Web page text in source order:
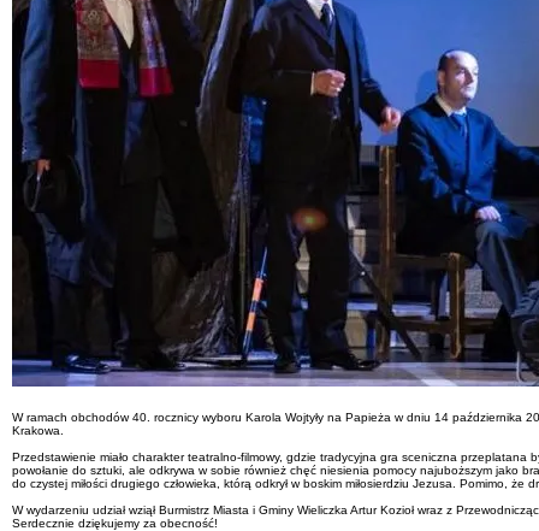
W ramach obchodów 40. rocznicy wyboru Karola Wojtyły na Papieża w dniu 14 października
Krakowa.
Przedstawienie miało charakter teatralno-filmowy, gdzie tradycyjna gra sceniczna przeplatana
powołanie do sztuki, ale odkrywa w sobie również chęć niesienia pomocy najuboższym jako
do czystej miłości drugiego człowieka, którą odkrył w boskim miłosierdziu Jezusa. Pomimo,
W wydarzeniu udział wziął Burmistrz Miasta i Gminy Wieliczka Artur Kozioł wraz z
Serdecznie dziękujemy za obecność!